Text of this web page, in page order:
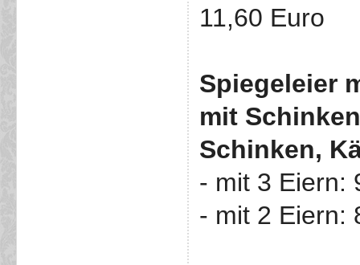
11,60 Euro
Spiegeleier
mit
Schinken,
- mit 3 Eiern:
- mit 2 Eiern: